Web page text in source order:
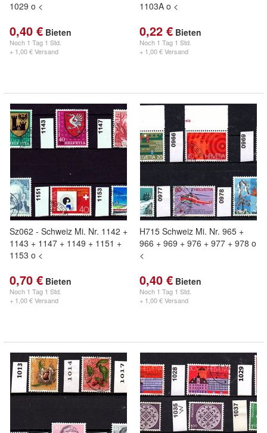
1029 o <
0,40 € Bieten
Noch 1 Tag 1 Std.
+ 1,00 € Versand
1103A o <
0,22 € Bieten
Noch 1 Tag 1 Std.
+ 1,00 € Versand
Sz062 - Schweiz Mi. Nr. 1142 +
1143 + 1147 + 1149 + 1151 +
1153 o <
0,70 € Bieten
Noch 1 Tag 1 Std.
+ 1,00 € Versand
H715 Schweiz Mi. Nr. 965 +
966 + 969 + 976 + 977 + 978 o
<
0,40 € Bieten
Noch 1 Tag 1 Std.
+ 1,00 € Versand